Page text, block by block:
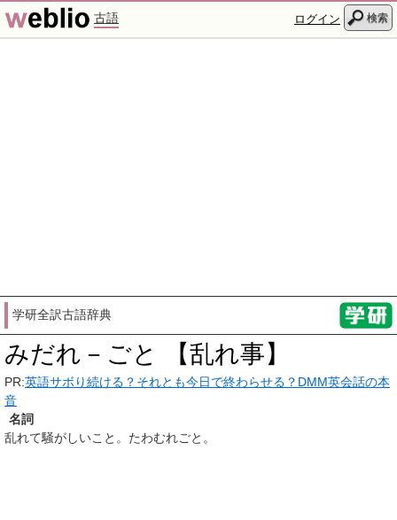
古語 ログイン 検索
学研全訳古語辞典
みだれ－ごと 【乱れ事】
PR:英語サボり続ける？それとも今日で終わらせる？DMM英会話の本
音
名詞
乱れて騒がしいこと。たわむれごと。